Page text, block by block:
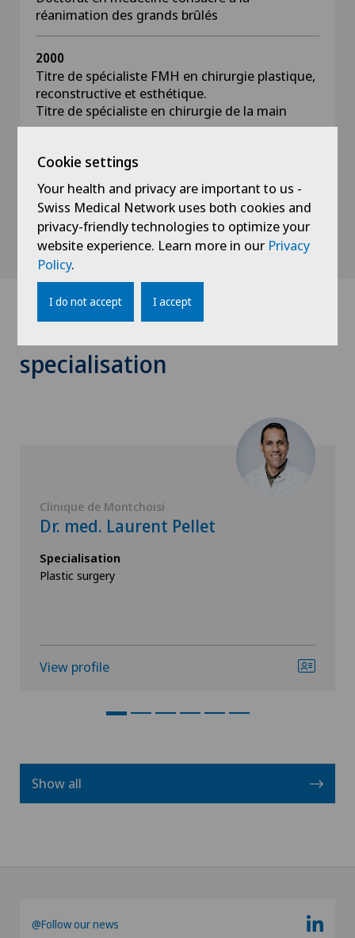
réanimation des grands brûlés
2000
Titre de spécialiste FMH en chirurgie plastique,
reconstructive et esthétique.
Titre de spécialiste en chirurgie de la main
1987
Diplôme fédéral de médecine, Université de
Lausanne, Suisse
specialisation
Clinique de Montchoisi
Dr. med. Laurent Pellet
Specialisation
Plastic surgery
View profile
Show all
@Follow our news
Cookie settings
Your health and privacy are important to us -
Swiss Medical Network uses both cookies and
privacy-friendly technologies to optimize your
website experience. Learn more in our Privacy
Policy.
I do not accept I accept